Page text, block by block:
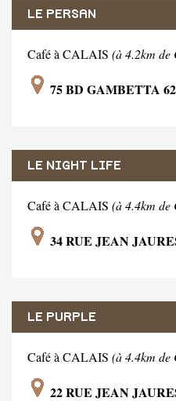
LE PERSAN
Café à CALAIS (à 4.2km de
75 BD GAMBETTA
LE NIGHT LIFE
Café à CALAIS (à 4.4km de
34 RUE JEAN
LE PURPLE
Café à CALAIS (à 4.4km de
22 RUE JEAN